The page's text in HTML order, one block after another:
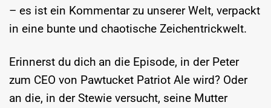
– es ist ein Kommentar zu unserer Welt, verpackt
in eine bunte und chaotische Zeichentrickwelt.
Erinnerst du dich an die Episode, in der Peter
zum CEO von Pawtucket Patriot Ale wird? Oder
an die, in der Stewie versucht, seine Mutter